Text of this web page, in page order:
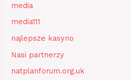
media
media111
najlepsze kasyno
Nasi partnerzy
natplanforum.org.uk